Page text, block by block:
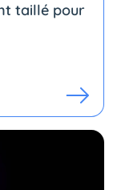
taillé pour